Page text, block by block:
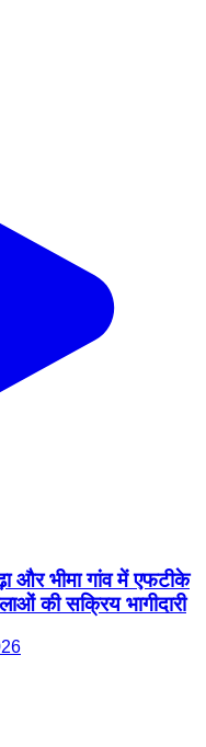
और भीमा गांव में एफटीके
की सक्रिय भागीदारी